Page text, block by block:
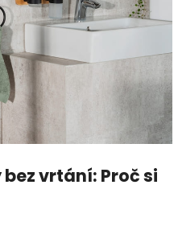
vrtání: Proč si